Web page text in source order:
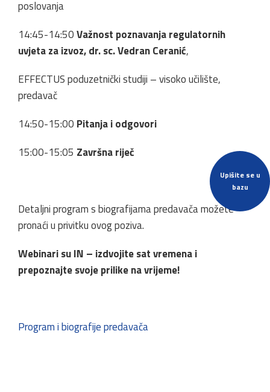
Upišite se u
bazu
poslovanja
14:45-14:50Važnost poznavanja regulatornih
uvjeta za izvoz, dr. sc. Vedran Ceranić,
EFFECTUS poduzetnički studiji – visoko učilište,
predavač
14:50-15:00 Pitanja i odgovori
15:00-15:05 Završna riječ
Detaljni program s biografijama predavača možete
pronaći u privitku ovog poziva.
Webinari su IN – izdvojite sat vremena i
prepoznajte svoje prilike na vrijeme!
Program i biografije predavača